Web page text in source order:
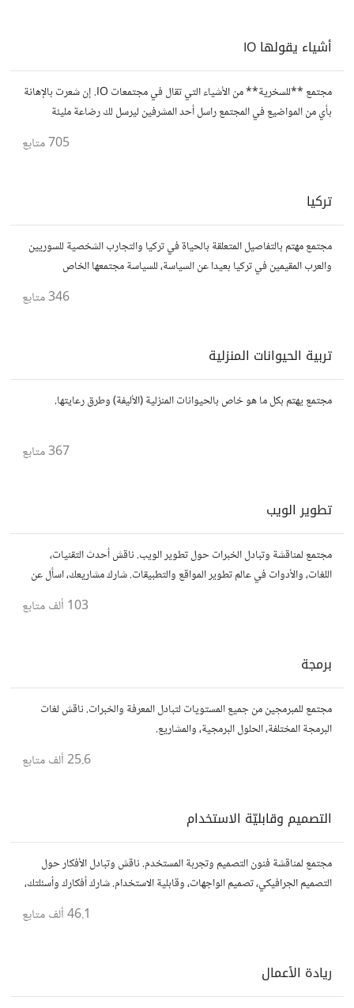
أشياء يقولها IO
مجتمع **للسخرية** من الأشياء التي تقال في مجتمعات IO. إن شعرت بالإهانة
بأي من المواضيع في المجتمع راسل أحد المشرفين ليرسل لك رضاعة مليئة
705متابع
تركيا
مجتمع مهتم بالتفاصيل المتعلقة بالحياة في تركيا والتجارب الشخصية للسوريين
والعرب المقيمين في تركيا بعيدا عن السياسة، للسياسة مجتمعها الخاص
346متابع
تربية الحيوانات المنزلية
مجتمع يهتم بكل ما هو خاص بالحيوانات المنزلية (الأليفة) وطرق رعايتها.
367متابع
تطوير الويب
مجتمع لمناقشة وتبادل الخبرات حول تطوير الويب. ناقش أحدث التقنيات،
اللغات، والأدوات في عالم تطوير المواقع والتطبيقات. شارك مشاريعك، اسأل عن
103 ألف متابع
برمجة
مجتمع للمبرمجين من جميع المستويات لتبادل المعرفة والخبرات. ناقش لغات
البرمجة المختلفة، الحلول البرمجية، والمشاريع.
25.6 ألف متابع
التصميم وقابليّة الاستخدام
مجتمع لمناقشة فنون التصميم وتجربة المستخدم. ناقش وتبادل الأفكار حول
التصميم الجرافيكي، تصميم الواجهات، وقابلية الاستخدام. شارك أفكارك وأسئلتك،
وتواصل مع مصممين ومتخصصين في تحسين تجربة المستخدم.
46.1 ألف متابع
ريادة الأعمال